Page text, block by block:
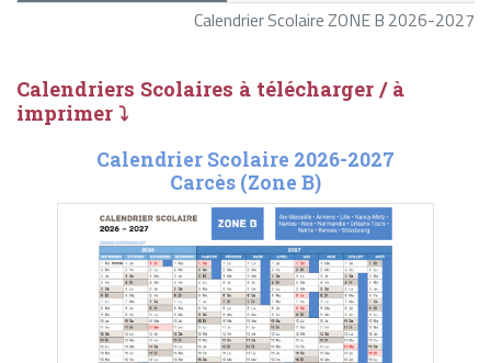
Calendrier Scolaire ZONE B 2026-2027
Calendriers Scolaires à télécharger / à
imprimer ⤵
Calendrier Scolaire 2026-2027
Carcès (Zone B)